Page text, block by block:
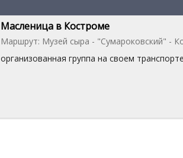
Масленица в Костроме
Маршрут: Музей сыра - "Сумароковский" -
организованная группа на своем транспорте